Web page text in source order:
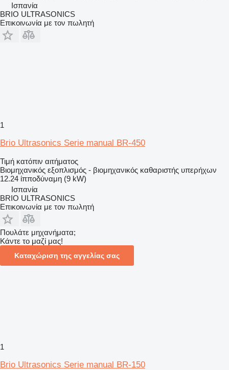
Ισπανία
BRIO ULTRASONICS
Επικοινωνία με τον πωλητή
1
Brio Ultrasonics Serie manual BR-450
Τιμή κατόπιν αιτήματος
Βιομηχανικός εξοπλισμός - βιομηχανικός καθαριστής υπερήχων
12.24 ίπποδύναμη (9 kW)
Ισπανία
BRIO ULTRASONICS
Επικοινωνία με τον πωλητή
Πουλάτε μηχανήματα;
Κάντε το μαζί μας!
Καταχώριση της αγγελίας σας
1
Brio Ultrasonics Serie manual BR-150